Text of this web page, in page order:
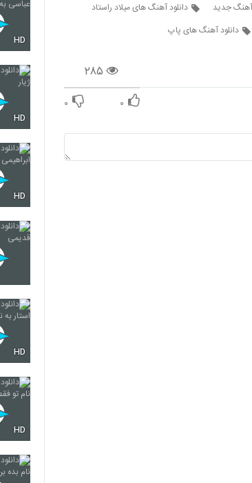
آهنگ جدید
دانلود آهنگ های میلاد راستاد
دانلود آهنگ های پاپ
۲۸۵
۰ ۰
HD
HD
HD
HD
HD